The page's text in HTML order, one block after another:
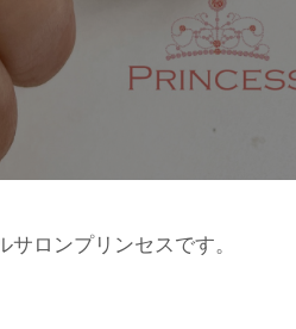
ロンプリンセスです。